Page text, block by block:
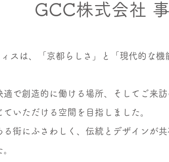
GCC株式会社
スは、「京都らしさ」と「現代的な
適で創造的に働ける場所、そしてご来
ていただける空間を目指しました。
る街にふさわしく、伝統とデザインが